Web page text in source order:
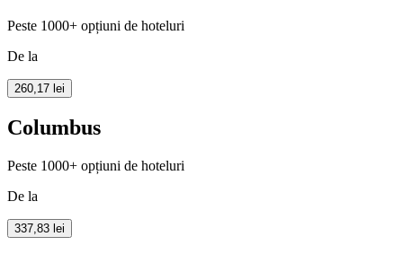
Peste 1000+ opțiuni de hoteluri
De la
260,17 lei
Columbus
Peste 1000+ opțiuni de hoteluri
De la
337,83 lei